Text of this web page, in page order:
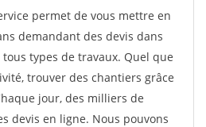
permet de vous mettre en
demandant des devis dans
types de travaux. Quel que
trouver des chantiers grâce
jour, des milliers de
devis en ligne. Nous pouvons